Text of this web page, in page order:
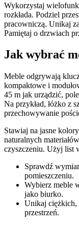
Wykorzystaj
rozkłada. Podziel
pracowniczą. Unikaj
Pamiętaj o drzwiach
Jak wybrać
Meble odgrywają
kompaktowe i
45 m jak urządzić,
Na przykład, łóżko z
przechowywanie
Stawiaj na jasne
naturalnych
czyszczeniu. Użyj list
Sprawdź
pomieszczeniu.
Wybierz meble
jako biurko.
Unikaj ciężkich,
przestrzeń.